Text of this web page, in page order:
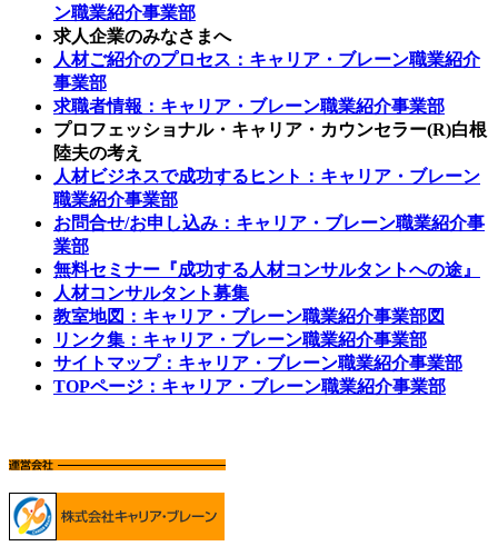
ン職業紹介事業部
求人企業のみなさまへ
人材ご紹介のプロセス：キャリア・ブレーン職業紹介
事業部
求職者情報：キャリア・ブレーン職業紹介事業部
プロフェッショナル・キャリア・カウンセラー(R)白根
陸夫の考え
人材ビジネスで成功するヒント：キャリア・ブレーン
職業紹介事業部
お問合せ/お申し込み：キャリア・ブレーン職業紹介事
業部
無料セミナー『成功する人材コンサルタントへの途』
人材コンサルタント募集
教室地図：キャリア・ブレーン職業紹介事業部図
リンク集：キャリア・ブレーン職業紹介事業部
サイトマップ：キャリア・ブレーン職業紹介事業部
TOPページ：キャリア・ブレーン職業紹介事業部